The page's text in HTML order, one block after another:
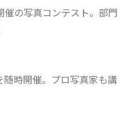
の写真コンテスト。部門
時開催。プロ写真家も講